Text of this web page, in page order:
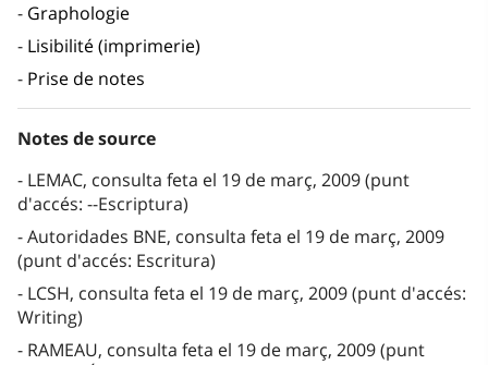
Graphologie
Lisibilité (imprimerie)
Prise de notes
Notes de source
LEMAC, consulta feta el 19 de març, 2009 (punt
d'accés: --Escriptura)
Autoridades BNE, consulta feta el 19 de març, 2009
(punt d'accés: Escritura)
LCSH, consulta feta el 19 de març, 2009 (punt d'accés:
Writing)
RAMEAU, consulta feta el 19 de març, 2009 (punt